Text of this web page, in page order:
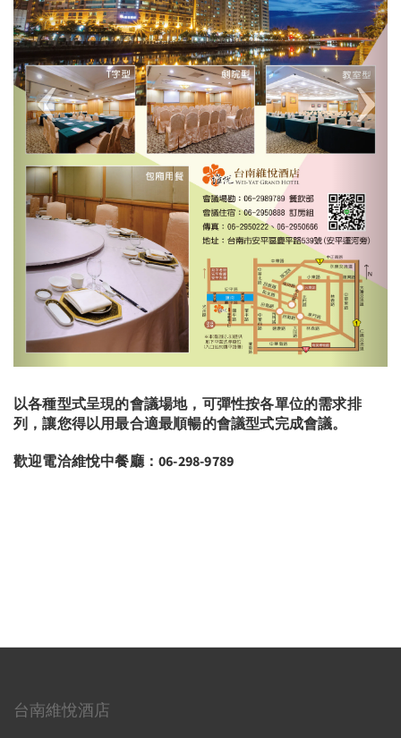
以各種型式呈現的會議場地，可彈性按各單位的需求排
列，讓您得以用最合適最順暢的會議型式完成會議。
歡迎電洽維悅中餐廳：06-298-9789
台南維悅酒店